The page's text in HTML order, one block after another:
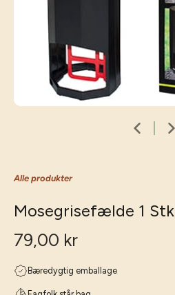
Alle produkter
Mosegrisefælde 1 Stk
79,00 kr
Bæredygtig emballage